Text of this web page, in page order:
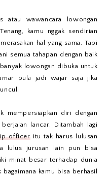
atau wawancara lowongan
kamu nggak sendirian
hal yang sama. Tapi
semua tahapan dengan baik
lowongan dibuka untuk
pula jadi wajar saja jika
mempersiapkan diri dengan
lancar. Ditambah lagi
officeritu tak harus lulusan
lulus jurusan lain pun bisa
minat besar terhadap dunia
kamu bisa berhasil